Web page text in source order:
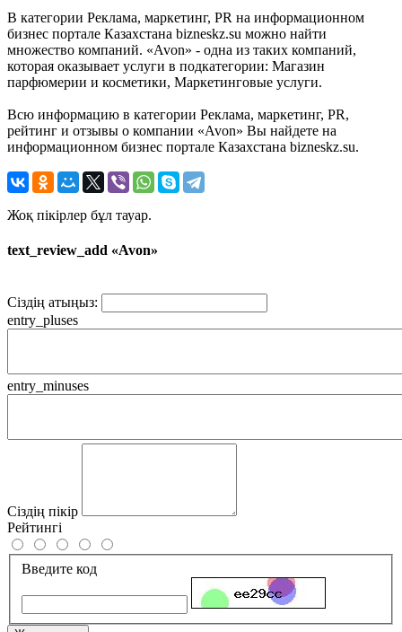
В категории Реклама, маркетинг, PR на информационном
бизнес портале Казахстана bizneskz.su можно найти
множество компаний. «Avon» - одна из таких компаний,
которая оказывает услуги в подкатегории: Магазин
парфюмерии и косметики, Маркетинговые услуги.
Всю информацию в категории Реклама, маркетинг, PR,
рейтинг и отзывы о компании «Avon» Вы найдете на
информационном бизнес портале Казахстана bizneskz.su.
Жоқ пікірлер бұл тауар.
text_review_add «Avon»
Сіздің атыңыз:
entry_pluses
entry_minuses
Сіздің пікір
Рейтингі
Введите код